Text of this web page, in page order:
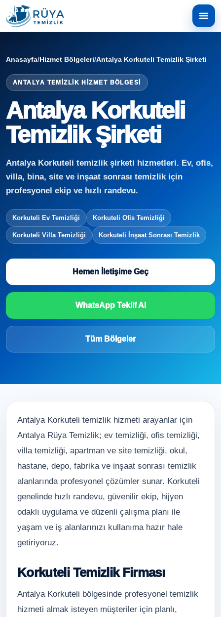
Anasayfa/Hizmet Bölgeleri/Antalya Korkuteli Temizlik Şirketi
ANTALYA TEMIZLIK HIZMET BÖLGESI
Antalya Korkuteli
Temizlik Şirketi
Antalya Korkuteli temizlik şirketi hizmetleri. Ev, ofis,
villa, bina, site ve inşaat sonrası temizlik için
profesyonel ekip ve hızlı randevu.
Korkuteli Ev Temizliği Korkuteli Ofis Temizliği
Korkuteli Villa Temizliği Korkuteli İnşaat Sonrası Temizlik
Hemen İletişime Geç
WhatsApp Teklif Al
Tüm Bölgeler
Antalya Korkuteli temizlik hizmeti arayanlar için
Antalya Rüya Temizlik; ev temizliği, ofis temizliği,
villa temizliği, apartman ve site temizliği, okul,
hastane, depo, fabrika ve inşaat sonrası temizlik
alanlarında profesyonel çözümler sunar. Korkuteli
genelinde hızlı randevu, güvenilir ekip, hijyen
odaklı uygulama ve düzenli çalışma planı ile
yaşam ve iş alanlarınızı kullanıma hazır hale
getiriyoruz.
Korkuteli Temizlik Firması
Antalya Korkuteli bölgesinde profesyonel temizlik
hizmeti almak isteyen müşteriler için planlı,